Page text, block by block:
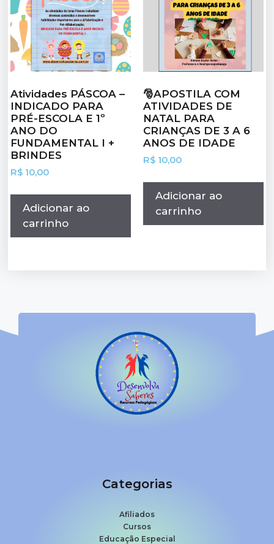
Atividades PÁSCOA –
INDICADO PARA
PRÉ-ESCOLA E 1º
ANO DO
FUNDAMENTAL I +
BRINDES
R$ 10,00
Adicionar ao
carrinho
🎅APOSTILA COM
ATIVIDADES DE
NATAL PARA
CRIANÇAS DE 3 A 6
ANOS DE IDADE
R$ 10,00
Adicionar ao
carrinho
Categorias
Afiliados
Cursos
Educação Especial